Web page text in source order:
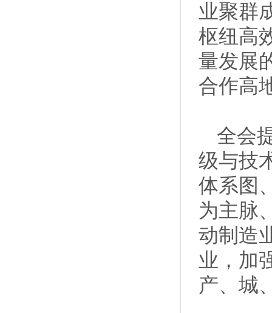
业聚群
枢纽高
量发展
合作高
全会
级与技
体系图
为主脉
动制造
业，加
产、城